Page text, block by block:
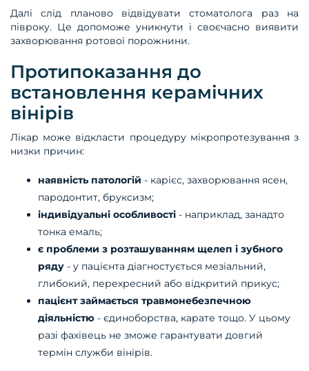
Далі слід планово відвідувати стоматолога раз на
півроку. Це допоможе уникнути і своєчасно виявити
захворювання ротової порожнини.
Протипоказання до
встановлення керамічних
вінірів
Лікар може відкласти процедуру мікропротезування з
низки причин:
наявність патологій - карієс, захворювання ясен,
пародонтит, бруксизм;
індивідуальні особливості - наприклад, занадто
тонка емаль;
є проблеми з розташуванням щелеп і зубного
ряду - у пацієнта діагностується мезіальний,
глибокий, перехресний або відкритий прикус;
пацієнт займається травмонебезпечною
діяльністю - єдиноборства, карате тощо. У цьому
разі фахівець не зможе гарантувати довгий
термін служби вінірів.